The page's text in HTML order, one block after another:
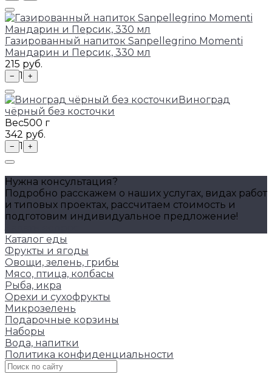
Газированный напиток Sanpellegrino Momenti
Мандарин и Персик, 330 мл
215 руб.
− 1 +
Виноград
чёрный без косточки
Вес500 г
342 руб.
− 1 +
Нужна консультация?
Подробно расскажем о наших услугах, видах работ
и типовых проектах, рассчитаем стоимость и
подготовим индивидуальное предложение!
Каталог еды
Фрукты и ягоды
Овощи, зелень, грибы
Мясо, птица, колбасы
Рыба, икра
Орехи и сухофрукты
Микрозелень
Подарочные корзины
Наборы
Вода, напитки
Политика конфиденциальности